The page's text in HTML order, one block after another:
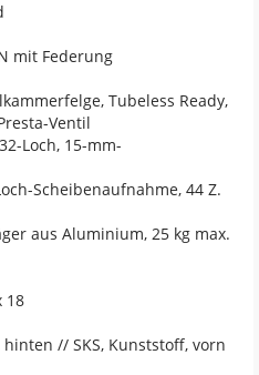
mit Federung
Tubeless Ready,
Ventil
Loch, 15-mm-
Scheibenaufnahme, 44 Z.
aus Aluminium, 25 kg max.
18
// SKS, Kunststoff, vorn